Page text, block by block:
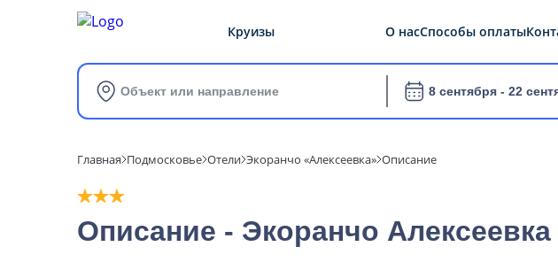
Круизы О насСпособы оплаты
Объект или направление 8 сентября - 22
Главная Подмосковье Отели Экоранчо «Алексеевка» Описание
Описание - Экоранчо Алексеевка